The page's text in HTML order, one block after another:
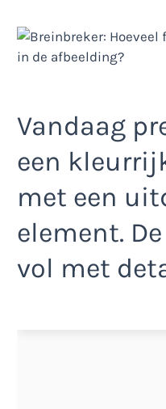
Vandaag
een
met een
element.
vol met